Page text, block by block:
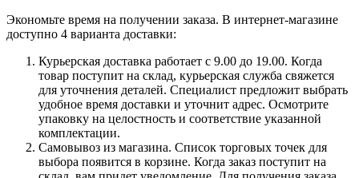
Экономьте время на получении заказа. В интернет-магазине
доступно 4 варианта доставки:
Курьерская доставка работает с 9.00 до 19.00. Когда
товар поступит на склад, курьерская служба свяжется
для уточнения деталей. Специалист предложит выбрать
удобное время доставки и уточнит адрес. Осмотрите
упаковку на целостность и соответствие указанной
комплектации.
Самовывоз из магазина. Список торговых точек для
выбора появится в корзине. Когда заказ поступит на